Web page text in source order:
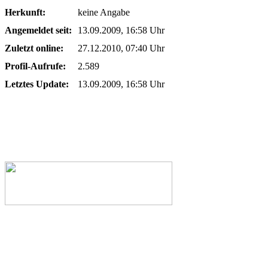
Herkunft:
keine Angabe
Angemeldet seit:
13.09.2009, 16:58 Uhr
Zuletzt online:
27.12.2010, 07:40 Uhr
Profil-Aufrufe:
2.589
Letztes Update:
13.09.2009, 16:58 Uhr